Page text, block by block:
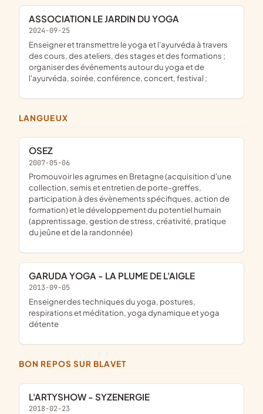
ASSOCIATION LE JARDIN DU YOGA
2024-09-25
enseigner et transmettre le yoga et l'ayurvéda à travers
des cours, des ateliers, des stages et des formations ;
organiser des événements autour du yoga et de
l'ayurvéda, soirée, conférence, concert, festival ;
LANGUEUX
OSEZ
2007-05-06
promouvoir les agrumes en Bretagne (acquisition d'une
collection, semis et entretien de porte-greffes,
participation à des évènements spécifiques, action de
formation) et le développement du potentiel humain
(apprentissage, gestion de stress, créativité, pratique
du jeûne et de la randonnée)
GARUDA YOGA - LA PLUME DE L'AIGLE
2013-09-05
enseigner des techniques du yoga, postures,
respirations et méditation, yoga dynamique et yoga
détente
BON REPOS SUR BLAVET
L'ARTYSHOW - SYZENERGIE
2018-02-23